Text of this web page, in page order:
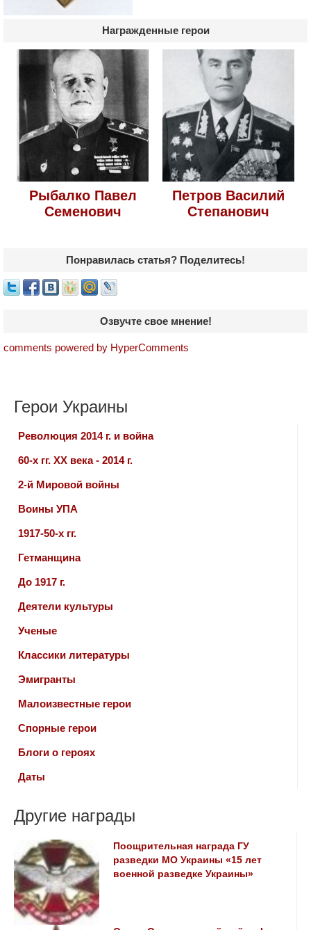
Награжденные герои
Рыбалко Павел
Семенович
Петров Василий
Степанович
Понравилась статья? Поделитесь!
Озвучте свое мнение!
comments powered by HyperComments
Герои Украины
Революция 2014 г. и война
60-х гг. ХХ века - 2014 г.
2-й Мировой войны
Воины УПА
1917-50-х гг.
Гетманщина
До 1917 г.
Деятели культуры
Ученые
Классики литературы
Эмигранты
Малоизвестные герои
Спорные герои
Блоги о героях
Даты
Другие награды
Поощрительная награда ГУ
разведки МО Украины «15 лет
военной разведке Украины»